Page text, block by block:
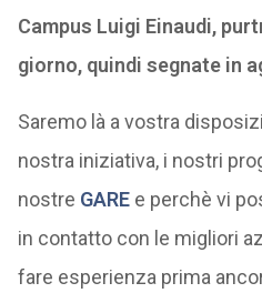
Campus Luigi Einaudi,
giorno, quindi segnate in
Saremo là a vostra
nostra iniziativa, i nostri
nostre GAREe perchè vi
in contatto con le migliori
fare esperienza prima